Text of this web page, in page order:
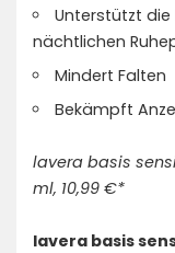
Unterstützt
nächtlichen
Mindert Falten
Bekämpft
lavera basis
ml, 10,99 €*
lavera basis